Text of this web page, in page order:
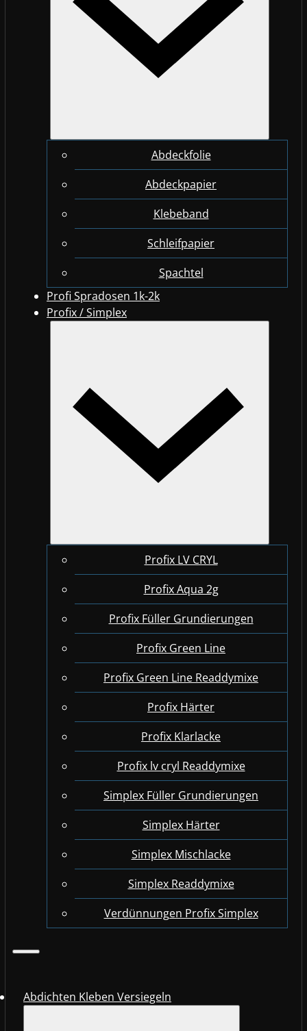
Abdeckfolie
Abdeckpapier
Klebeband
Schleifpapier
Spachtel
Profi Spradosen 1k-2k
Profix / Simplex
Profix LV CRYL
Profix Aqua 2g
Profix Füller Grundierungen
Profix Green Line
Profix Green Line Readdymixe
Profix Härter
Profix Klarlacke
Profix lv cryl Readdymixe
Simplex Füller Grundierungen
Simplex Härter
Simplex Mischlacke
Simplex Readdymixe
Verdünnungen Profix Simplex
Abdichten Kleben Versiegeln